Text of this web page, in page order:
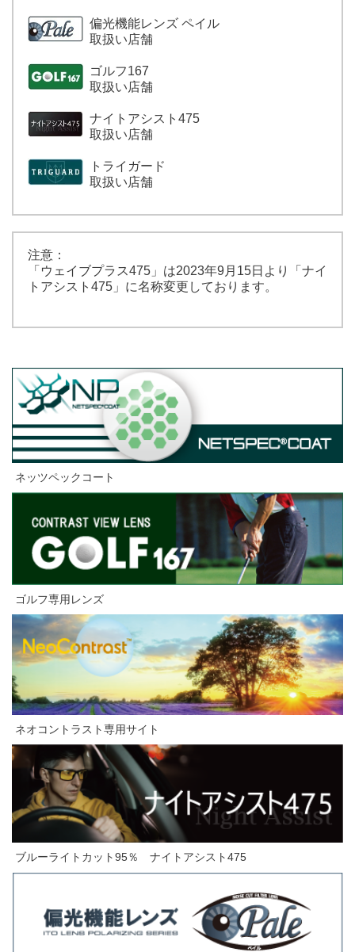
偏光機能レンズ ペイル
取扱い店舗
ゴルフ167
取扱い店舗
ナイトアシスト 475
取扱い店舗
トライガード
取扱い店舗
注意：
「ウェイブプラス475」は2023年9月15日より「ナイ
トアシスト475」に名称変更しております。
ネッツペックコート
ゴルフ専用レンズ
ネオコントラスト専用サイト
ブルーライトカット95％ ナイトアシスト475